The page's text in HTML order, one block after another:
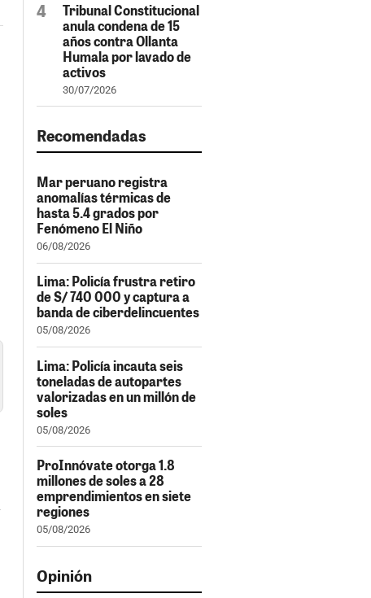
Tribunal Constitucional
anula condena de 15
años contra Ollanta
Humala por lavado de
activos
30/07/2026
Recomendadas
Mar peruano registra
anomalías térmicas de
hasta 5.4 grados por
Fenómeno El Niño
06/08/2026
Lima: Policía frustra retiro
de S/ 740 000 y captura a
banda de ciberdelincuentes
05/08/2026
Lima: Policía incauta seis
toneladas de autopartes
valorizadas en un millón de
soles
05/08/2026
ProInnóvate otorga 1.8
millones de soles a 28
emprendimientos en siete
regiones
05/08/2026
Opinión